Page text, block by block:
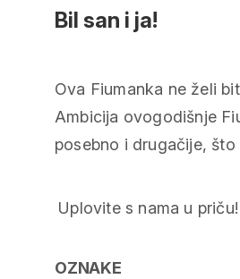
Bil san i ja!
Ova Fiumanka ne želi
Ambicija ovogodišnje
posebno i drugačije,
Uplovite s nama u priču!
OZNAKE